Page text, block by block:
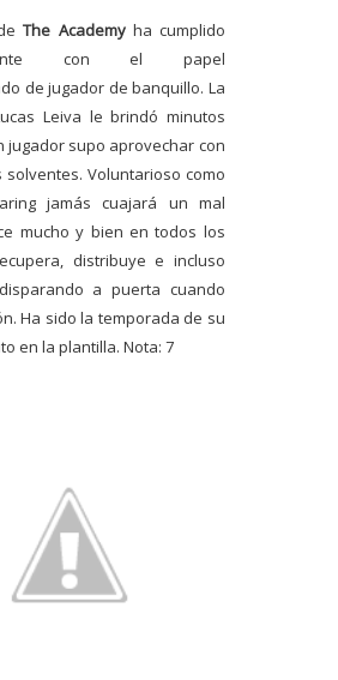
The Academyha cumplido
con el papel
de jugador de banquillo. La
Leiva le brindó minutos
jugador supo aprovechar con
solventes. Voluntarioso como
jamás cuajará un mal
mucho y bien en todos los
distribuye e incluso
a puerta cuando
Ha sido la temporada de su
en la plantilla. Nota: 7